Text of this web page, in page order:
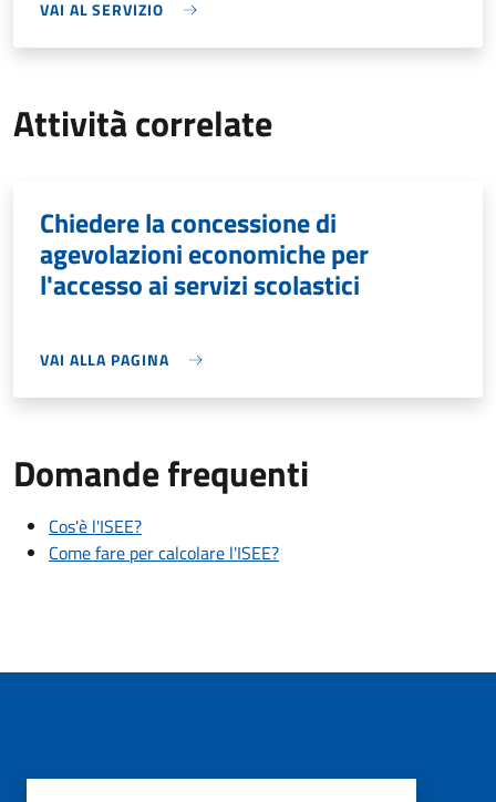
VAI AL SERVIZIO
Attività correlate
Chiedere la concessione di
agevolazioni economiche per
l'accesso ai servizi scolastici
VAI ALLA PAGINA
Domande frequenti
Cos'è l'ISEE?
Come fare per calcolare l'ISEE?